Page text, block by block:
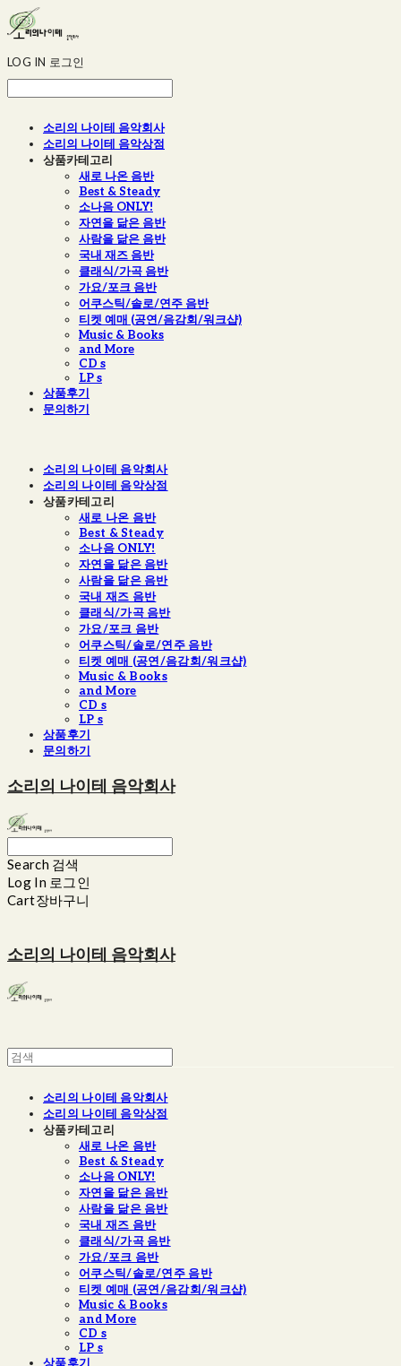
LOG IN 로그인
소리의 나이테 음악회사
소리의 나이테 음악상점
상품카테고리
새로 나온 음반
Best & Steady
소나음 ONLY!
자연을 닮은 음반
사람을 닮은 음반
국내 재즈 음반
클래식/가곡 음반
가요/포크 음반
어쿠스틱/솔로/연주 음반
티켓 예매 (공연/음감회/워크샵)
Music & Books
and More
CD s
LP s
상품후기
문의하기
소리의 나이테 음악회사
소리의 나이테 음악상점
상품카테고리
새로 나온 음반
Best & Steady
소나음 ONLY!
자연을 닮은 음반
사람을 닮은 음반
국내 재즈 음반
클래식/가곡 음반
가요/포크 음반
어쿠스틱/솔로/연주 음반
티켓 예매 (공연/음감회/워크샵)
Music & Books
and More
CD s
LP s
상품후기
문의하기
소리의 나이테 음악회사
Search 검색
Log In 로그인
Cart장바구니
소리의 나이테 음악회사
소리의 나이테 음악회사
소리의 나이테 음악상점
상품카테고리
새로 나온 음반
Best & Steady
소나음 ONLY!
자연을 닮은 음반
사람을 닮은 음반
국내 재즈 음반
클래식/가곡 음반
가요/포크 음반
어쿠스틱/솔로/연주 음반
티켓 예매 (공연/음감회/워크샵)
Music & Books
and More
CD s
LP s